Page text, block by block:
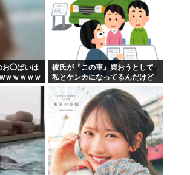
て「モスク」が自生 外国人「自分たちは...
キュア見た事ない
推薦を決定 沖縄県知事選
ャップ)の映画界、完全に終わる…現代...
お◯ぱいは
ｗｗｗｗｗ
彼氏が『この車』買おうとして
私とケンカになってるんだけど
ｗｗｗｗｗｗ